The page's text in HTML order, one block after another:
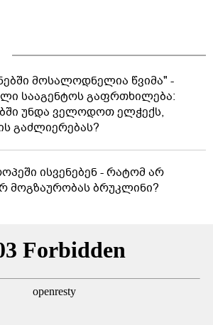
მოსალოდნელია წვიმა" -
სააგენტოს გაფრთხილება:
უნდა ველოდოთ ელჭექს,
გაძლიერებას?
ისვენებენ - რატომ არ
მოგზაურობას ბრუკლინი?